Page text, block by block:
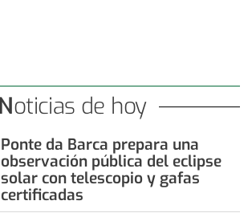
Noticias de hoy
Ponte da Barca prepara una
observación pública del eclipse
solar con telescopio y gafas
certificadas